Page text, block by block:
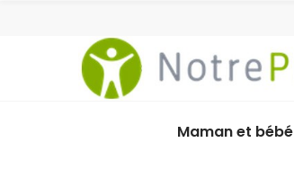
Maman et bébé